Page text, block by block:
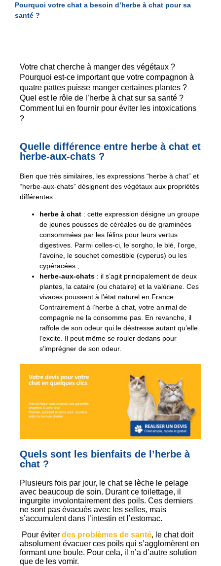
Pourquoi votre chat a besoin d’herbe à chat pour sa
santé ?
Votre chat cherche à manger des végétaux ?
Pourquoi est-ce important que votre compagnon à
quatre pattes puisse manger certaines plantes ?
Quel est le rôle de l’herbe à chat sur sa santé ?
Comment lui en fournir pour éviter les intoxications
?
Quelle différence entre herbe à chat et
herbe-aux-chats ?
Bien que très similaires, les expressions “herbe à chat” et
“herbe-aux-chats” désignent des végétaux aux propriétés
différentes :
herbe à chat : cette expression désigne un groupe
de jeunes pousses de céréales ou de graminées
consommées par les félins pour leurs vertus
digestives. Parmi celles-ci, le sorgho, le blé, l’orge,
l’avoine, le souchet comestible (cyperus) ou les
cypéracées ;
herbe-aux-chats : il s’agit principalement de deux
plantes, la cataire (ou chataire) et la valériane. Ces
vivaces poussent à l’état naturel en France.
Contrairement à l’herbe à chat, votre animal de
compagnie ne la consomme pas. En revanche, il
raffole de son odeur qui le déstresse autant qu’elle
l’excite. Il peut même se rouler dedans pour
s’imprégner de son odeur.
Quels sont les bienfaits de l’herbe à
chat ?
Plusieurs fois par jour, le chat se lèche le pelage
avec beaucoup de soin. Durant ce toilettage, il
ingurgite involontairement des poils. Ces derniers
ne sont pas évacués avec les selles, mais
s’accumulent dans l’intestin et l’estomac.
Pour éviter des problèmes de santé, le chat doit
absolument évacuer ces poils qui s’agglomèrent en
formant une boule. Pour cela, il n’a d’autre solution
que de les vomir.